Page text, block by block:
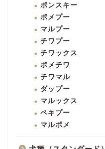
ポンスキー
ポメプー
マルプー
チワプー
チワックス
ポメチワ
チワマル
ダップー
マルックス
ペキプー
マルポメ